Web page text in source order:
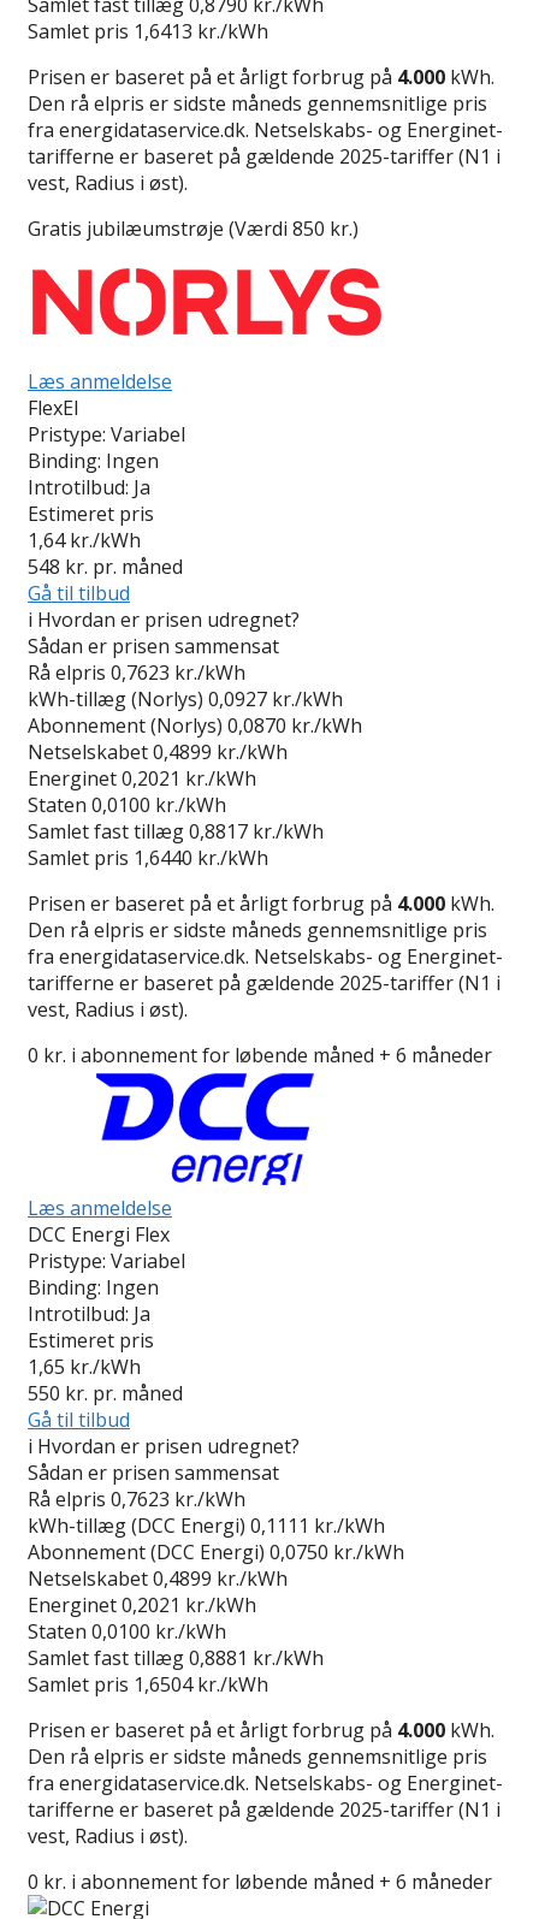
Samlet pris 1,6413 kr./kWh
Prisen er baseret på et årligt forbrug på 4.000 kWh.
Den rå elpris er sidste måneds gennemsnitlige pris
fra energidataservice.dk. Netselskabs- og Energinet-
tarifferne er baseret på gældende 2025-tariffer (N1 i
vest, Radius i øst).
Gratis jubilæumstrøje (Værdi 850 kr.)
Læs anmeldelse
FlexEl
Pristype: Variabel
Binding: Ingen
Introtilbud: Ja
Estimeret pris
1,64 kr./kWh
548 kr. pr. måned
Gå til tilbud
i Hvordan er prisen udregnet?
Sådan er prisen sammensat
Rå elpris 0,7623 kr./kWh
kWh-tillæg (Norlys) 0,0927 kr./kWh
Abonnement (Norlys) 0,0870 kr./kWh
Netselskabet0,4899 kr./kWh
Energinet0,2021 kr./kWh
Staten 0,0100 kr./kWh
Samlet fast tillæg0,8817 kr./kWh
Samlet pris 1,6440 kr./kWh
Prisen er baseret på et årligt forbrug på 4.000 kWh.
Den rå elpris er sidste måneds gennemsnitlige pris
fra energidataservice.dk. Netselskabs- og Energinet-
tarifferne er baseret på gældende 2025-tariffer (N1 i
vest, Radius i øst).
0 kr. i abonnement for løbende måned + 6 måneder
Læs anmeldelse
DCC Energi Flex
Pristype: Variabel
Binding: Ingen
Introtilbud: Ja
Estimeret pris
1,65 kr./kWh
550 kr. pr. måned
Gå til tilbud
i Hvordan er prisen udregnet?
Sådan er prisen sammensat
Rå elpris 0,7623 kr./kWh
kWh-tillæg (DCC Energi) 0,1111 kr./kWh
Abonnement (DCC Energi) 0,0750 kr./kWh
Netselskabet0,4899 kr./kWh
Energinet0,2021 kr./kWh
Staten 0,0100 kr./kWh
Samlet fast tillæg0,8881 kr./kWh
Samlet pris 1,6504 kr./kWh
Prisen er baseret på et årligt forbrug på 4.000 kWh.
Den rå elpris er sidste måneds gennemsnitlige pris
fra energidataservice.dk. Netselskabs- og Energinet-
tarifferne er baseret på gældende 2025-tariffer (N1 i
vest, Radius i øst).
0 kr. i abonnement for løbende måned + 6 måneder